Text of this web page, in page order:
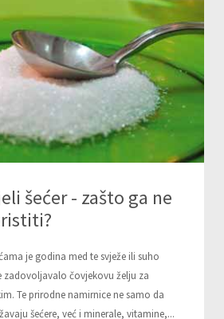
šećer - zašto ga ne
je godina med te svježe ili suho
zadovoljavalo čovjekovu želju za
Te prirodne namirnice ne samo da
šećere, već i minerale, vitamine,...